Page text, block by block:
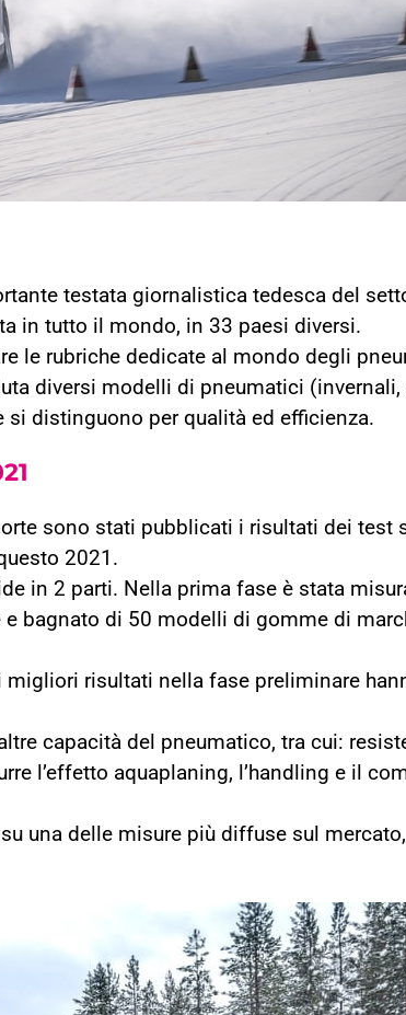
testata giornalistica tedesca del
in tutto il mondo, in 33 paesi diversi.
le rubriche dedicate al mondo degli
diversi modelli di pneumatici
distinguono per qualità ed efficienza.
sono stati pubblicati i risultati dei test
2021.
in 2 parti. Nella prima fase è stata
bagnato di 50 modelli di gomme di
migliori risultati nella fase preliminare
capacità del pneumatico, tra cui:
l’effetto aquaplaning, l’handling e il
una delle misure più diffuse sul